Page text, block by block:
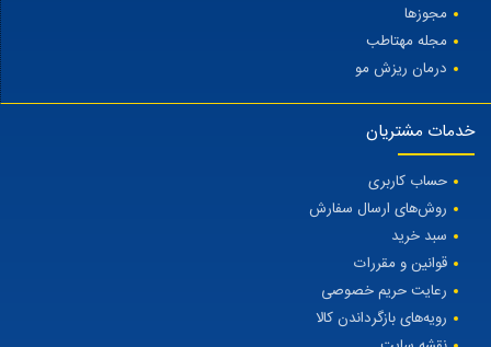
مجوزها
مجله مهتاطب
درمان ریزش مو
خدمات مشتریان
حساب کاربری
روش‌های ارسال سفارش
سبد خرید
قوانین و مقررات
رعایت حریم خصوصی
رویه‌های بازگرداندن کالا